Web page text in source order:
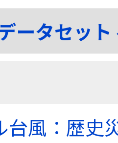
ータセッ
台風：歴史